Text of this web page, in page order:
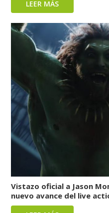
LEER MÁS
Vistazo oficial a Jason
nuevo avance del live